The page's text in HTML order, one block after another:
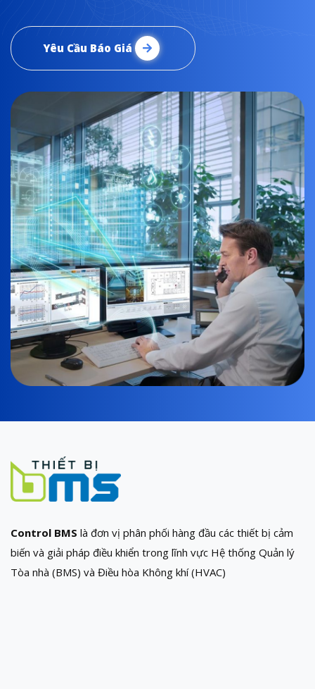
Yêu Cầu Báo Giá
Control BMS là đơn vị phân phối hàng đầu các thiết bị cảm
biến và giải pháp điều khiển trong lĩnh vực Hệ thống Quản lý
Tòa nhà (BMS) và Điều hòa Không khí (HVAC)